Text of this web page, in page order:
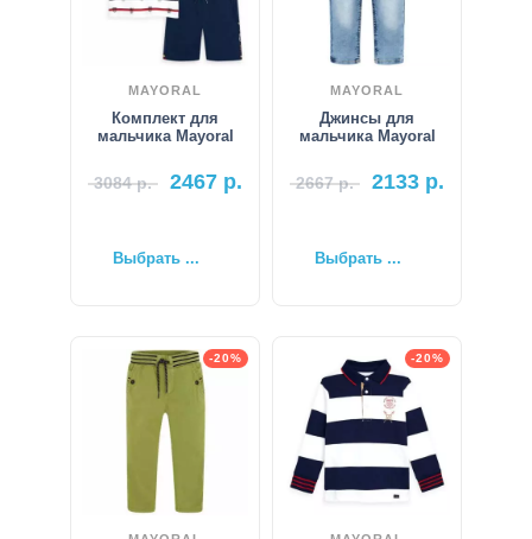
MAYORAL
Комплект для
мальчика Mayoral
3084р. 2467 р.
Выбрать ...
MAYORAL
Джинсы для
мальчика Mayoral
2667р. 2133 р.
Выбрать ...
-20% -20%